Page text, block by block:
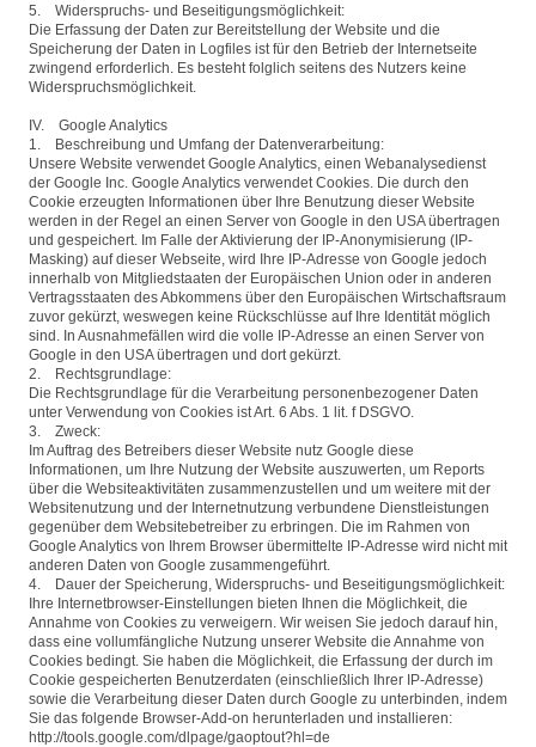
5. Widerspruchs- und Beseitigungsmöglichkeit:
Die Erfassung der Daten zur Bereitstellung der Website und die
Speicherung der Daten in Logfiles ist für den Betrieb der Internetseite
zwingend erforderlich. Es besteht folglich seitens des Nutzers keine
Widerspruchsmöglichkeit.
IV. Google Analytics
1. Beschreibung und Umfang der Datenverarbeitung:
Unsere Website verwendet Google Analytics, einen Webanalysedienst
der Google Inc. Google Analytics verwendet Cookies. Die durch den
Cookie erzeugten Informationen über Ihre Benutzung dieser Website
werden in der Regel an einen Server von Google in den USA übertragen
und gespeichert. Im Falle der Aktivierung der IP-Anonymisierung (IP-
Masking) auf dieser Webseite, wird Ihre IP-Adresse von Google jedoch
innerhalb von Mitgliedstaaten der Europäischen Union oder in anderen
Vertragsstaaten des Abkommens über den Europäischen Wirtschaftsraum
zuvor gekürzt, weswegen keine Rückschlüsse auf Ihre Identität möglich
sind. In Ausnahmefällen wird die volle IP-Adresse an einen Server von
Google in den USA übertragen und dort gekürzt.
2. Rechtsgrundlage:
Die Rechtsgrundlage für die Verarbeitung personenbezogener Daten
unter Verwendung von Cookies ist Art. 6 Abs. 1 lit. f DSGVO.
3. Zweck:
Im Auftrag des Betreibers dieser Website nutz Google diese
Informationen, um Ihre Nutzung der Website auszuwerten, um Reports
über die Websiteaktivitäten zusammenzustellen und um weitere mit der
Websitenutzung und der Internetnutzung verbundene Dienstleistungen
gegenüber dem Websitebetreiber zu erbringen. Die im Rahmen von
Google Analytics von Ihrem Browser übermittelte IP-Adresse wird nicht mit
anderen Daten von Google zusammengeführt.
4. Dauer der Speicherung, Widerspruchs- und Beseitigungsmöglichkeit:
Ihre Internetbrowser-Einstellungen bieten Ihnen die Möglichkeit, die
Annahme von Cookies zu verweigern. Wir weisen Sie jedoch darauf hin,
dass eine vollumfängliche Nutzung unserer Website die Annahme von
Cookies bedingt. Sie haben die Möglichkeit, die Erfassung der durch im
Cookie gespeicherten Benutzerdaten (einschließlich Ihrer IP-Adresse)
sowie die Verarbeitung dieser Daten durch Google zu unterbinden, indem
Sie das folgende Browser-Add-on herunterladen und installieren:
http://tools.google.com/dlpage/gaoptout?hl=de